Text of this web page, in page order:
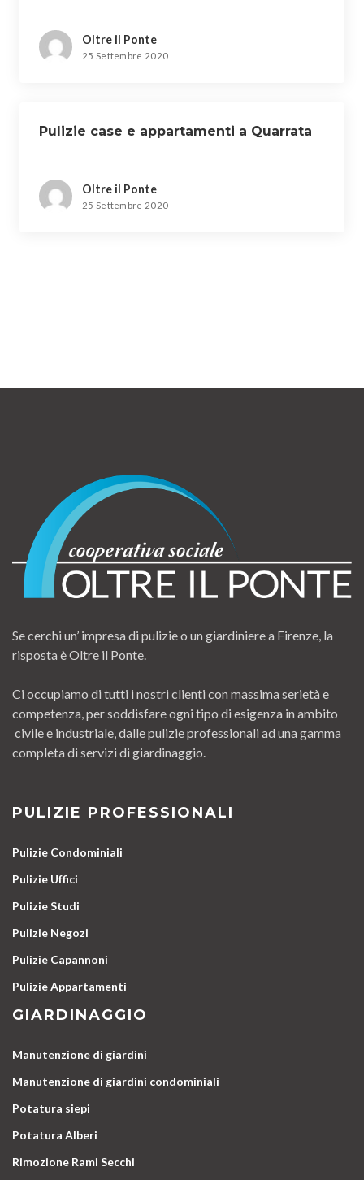
Oltre il Ponte
25 Settembre 2020
Pulizie case e appartamenti a Quarrata
Oltre il Ponte
25 Settembre 2020
Se cerchi un’ impresa di pulizie o un giardiniere a Firenze, la
risposta è Oltre il Ponte.
Ci occupiamo di tutti i nostri clienti con massima serietà e
competenza, per soddisfare ogni tipo di esigenza in ambito
civile e industriale, dalle pulizie professionali ad una gamma
completa di servizi di giardinaggio.
PULIZIE PROFESSIONALI
Pulizie Condominiali
Pulizie Uffici
Pulizie Studi
Pulizie Negozi
Pulizie Capannoni
Pulizie Appartamenti
GIARDINAGGIO
Manutenzione di giardini
Manutenzione di giardini condominiali
Potatura siepi
Potatura Alberi
Rimozione Rami Secchi